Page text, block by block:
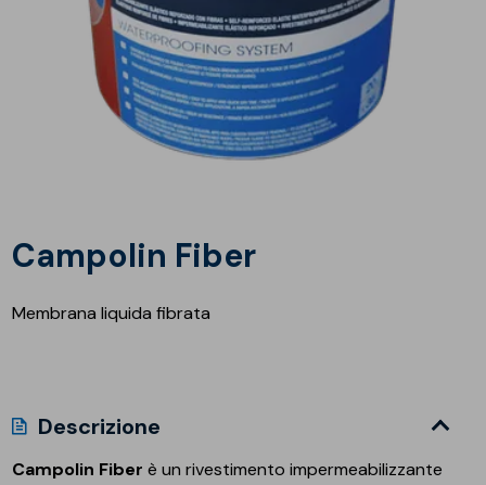
Campolin Fiber
Membrana liquida fibrata
Descrizione
Campolin Fiber è un rivestimento impermeabilizzante